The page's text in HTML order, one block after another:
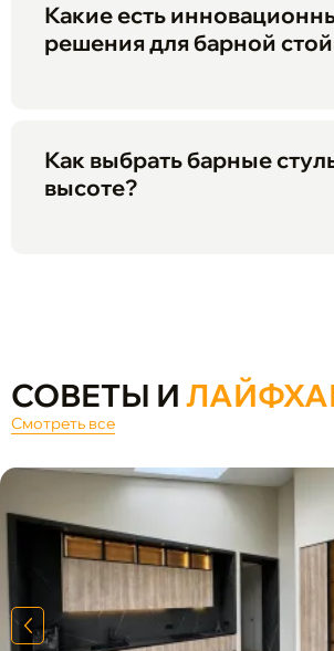
Какие есть
решения для барной
Как выбрать барные
высоте?
СОВЕТЫ И
Смотреть все